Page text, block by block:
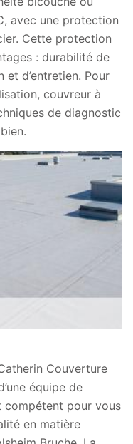
avec une protection
Cette protection
: durabilité de
et d’entretien. Pour
couvreur à
de diagnostic
Couverture
équipe de
compétent pour vous
en matière